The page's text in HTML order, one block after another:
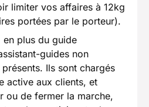
limiter vos affaires à 12kg
portées par le porteur).
en plus du guide
guides non
Ils sont chargés
active aux clients, et
ou de fermer la marche,